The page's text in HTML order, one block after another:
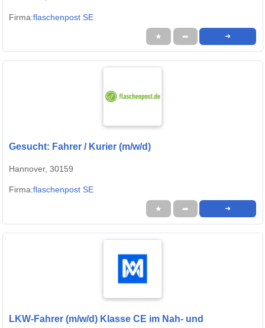
Firma:flaschenpost SE
★ ➦ ➜
Gesucht: Fahrer / Kurier (m/w/d)
Hannover, 30159
Firma:flaschenpost SE
★ ➦ ➜
LKW-Fahrer (m/w/d) Klasse CE im Nah- und